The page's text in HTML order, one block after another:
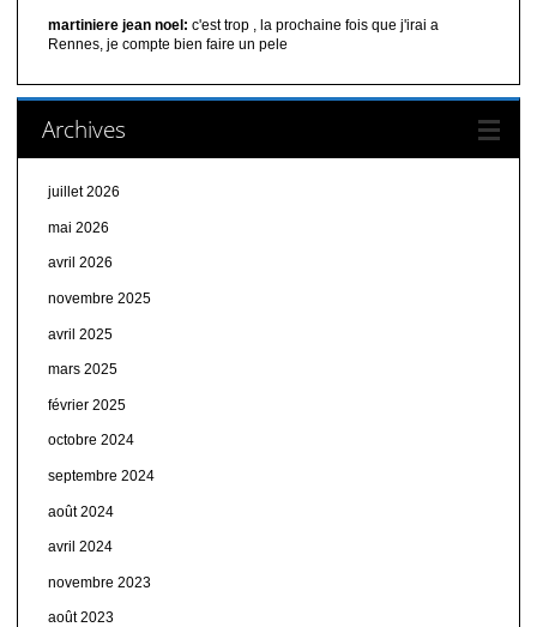
martiniere jean noel: c'est trop , la prochaine fois que j'irai a
Rennes, je compte bien faire un pele
Archives
juillet 2026
mai 2026
avril 2026
novembre 2025
avril 2025
mars 2025
février 2025
octobre 2024
septembre 2024
août 2024
avril 2024
novembre 2023
août 2023